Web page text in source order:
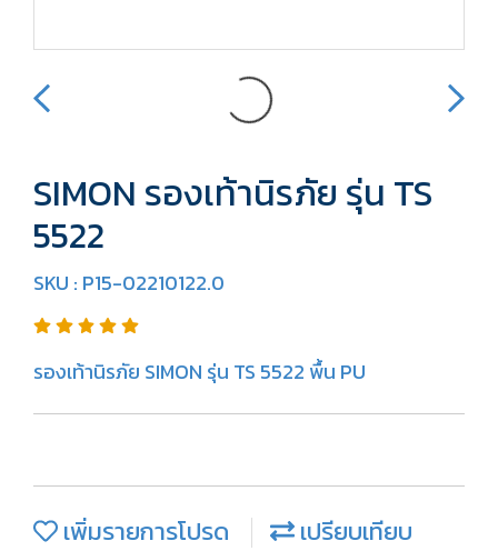
SIMON รองเท้านิรภัย รุ่น TS
5522
SKU : P15-02210122.0
รองเท้านิรภัย SIMON รุ่น TS 5522 พื้น PU
เพิ่มรายการโปรด เปรียบเทียบ